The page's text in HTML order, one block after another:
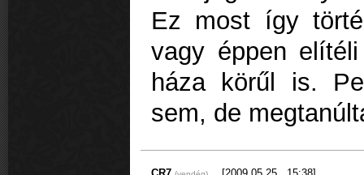
Ez most így
vagy éppen
háza körűl is.
sem, de